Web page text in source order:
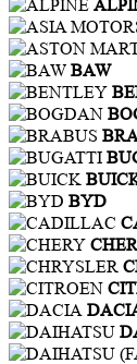
BAW
BYD